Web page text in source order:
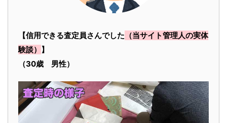
【信用できる査定員さんでした （当サイト管理人の実体
験談） 】
（30歳 男性）